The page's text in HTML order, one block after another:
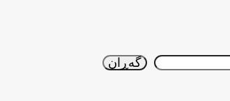
گه‌ڕان